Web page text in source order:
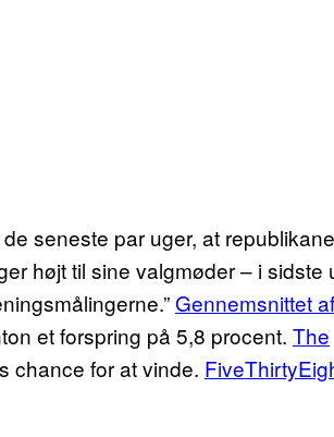
seneste par uger, at
højt til sine valgmøder – i sidste
Gennemsnittet af
et forspring på 5,8 procent. The
chance for at vinde.